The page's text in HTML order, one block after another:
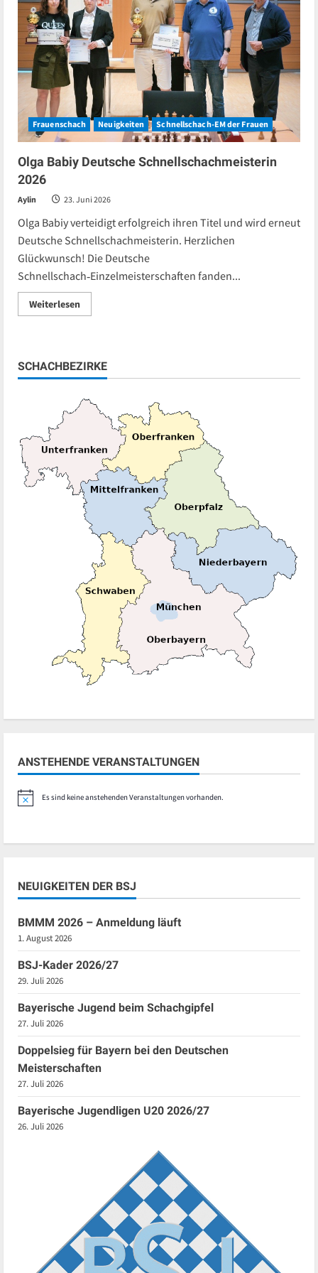
Frauenschach Neuigkeiten Schnellschach-EM der Frauen
Olga Babiy Deutsche Schnellschachmeisterin
2026
Aylin 23. Juni 2026
Olga Babiy verteidigt erfolgreich ihren Titel und wird erneut
Deutsche Schnellschachmeisterin. Herzlichen
Glückwunsch! Die Deutsche
Schnellschach‑Einzelmeisterschaften fanden...
WeiterlesenRead
more
Schnellschachmeisterin
2026
SCHACHBEZIRKE
ANSTEHENDE VERANSTALTUNGEN
HinweisEs sind keine anstehenden Veranstaltungen vorhanden.
NEUIGKEITEN DER BSJ
BMMM 2026 – Anmeldung läuft
1. August 2026
BSJ-Kader 2026/27
29. Juli 2026
Bayerische Jugend beim Schachgipfel
27. Juli 2026
Doppelsieg für Bayern bei den Deutschen
Meisterschaften
27. Juli 2026
Bayerische Jugendligen U20 2026/27
26. Juli 2026